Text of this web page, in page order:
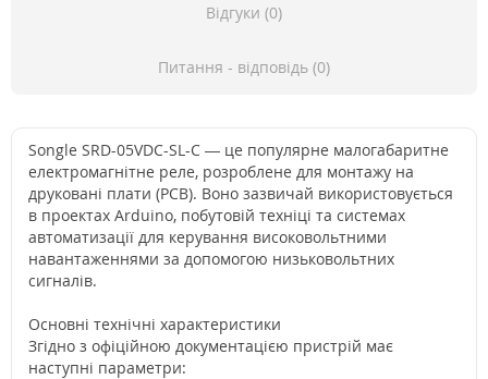
Відгуки (0)
Питання - відповідь (0)
Songle SRD-05VDC-SL-C — це популярне малогабаритне
електромагнітне реле, розроблене для монтажу на
друковані плати (PCB). Воно зазвичай використовується
в проектах Arduino, побутовій техніці та системах
автоматизації для керування високовольтними
навантаженнями за допомогою низьковольтних
сигналів.
Основні технічні характеристики
Згідно з офіційною документацією пристрій має
наступні параметри: